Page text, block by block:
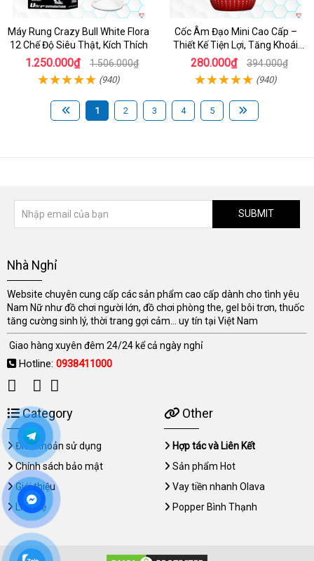
Máy Rung Crazy Bull White Flora
12 Chế Độ Siêu Thật, Kích Thích
1.250.000₫ 1.506.000₫
(940)
Cốc Âm Đạo Mini Cao Cấp –
Thiết Kế Tiện Lợi, Tăng Khoái
Cảm
280.000₫ 394.000₫
(940)
1 2 3 4 5
SUBMIT
Nhà Nghỉ
Website chuyên cung cấp các sản phẩm cao cấp dành cho tình yêu
Nam Nữ như đồ chơi người lớn, đồ chơi phòng the, gel bôi trơn, thuốc
tăng cường sinh lý, thời trang gợi cảm... uy tín tại Việt Nam
Giao hàng xuyên đêm 24/24 kể cả ngày nghỉ
Hotline: 0938411000
Category
Điều khoản sử dụng
Chính sách bảo mật
Giới thiệu
Liên hệ
Other
Hợp tác và Liên Kết
Sản phẩm Hot
Vay tiền nhanh Olava
Popper Bình Thạnh